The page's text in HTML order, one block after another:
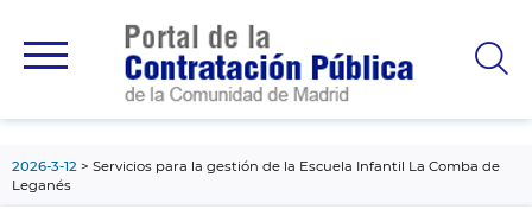
principal
2026-3-12
Servicios para la gestión de la Escuela Infantil La Comba de
Leganés